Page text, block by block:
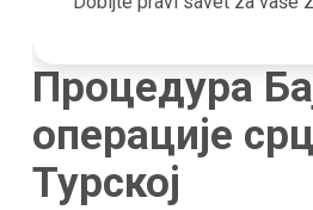
Процедура
операције
Турској